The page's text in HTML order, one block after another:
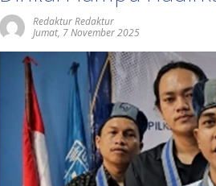
Redaktur Redaktur
Jumat, 7 November 2025